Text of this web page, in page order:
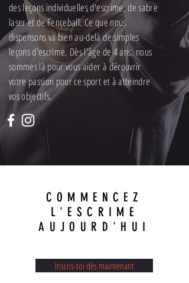
des leçons individuelles d'escrime, de sabre
laser et de Fenceball. Ce que nous
dispensons va bien au-delà de simples
leçons d'escrime. Dès l'âge de 4 ans, nous
sommes là pour vous aider à découvrir
votre passion pour ce sport et à atteindre
vos objectifs.
COMMENCEZ
L'ESCRIME
AUJOURD'HUI
Inscris-toi dès maintenant